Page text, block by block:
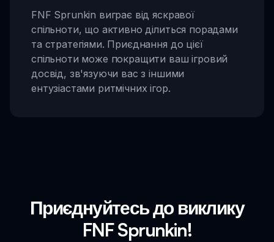
FNF Sprunkin виграє від яскравої
спільноти, що активно ділиться порадами
та стратегіями. Приєднання до цієї
спільноти може покращити ваш ігровий
досвід, зв'язуючи вас з іншими
ентузіастами ритмічних ігор.
Приєднуйтесь до виклику
FNF Sprunkin!